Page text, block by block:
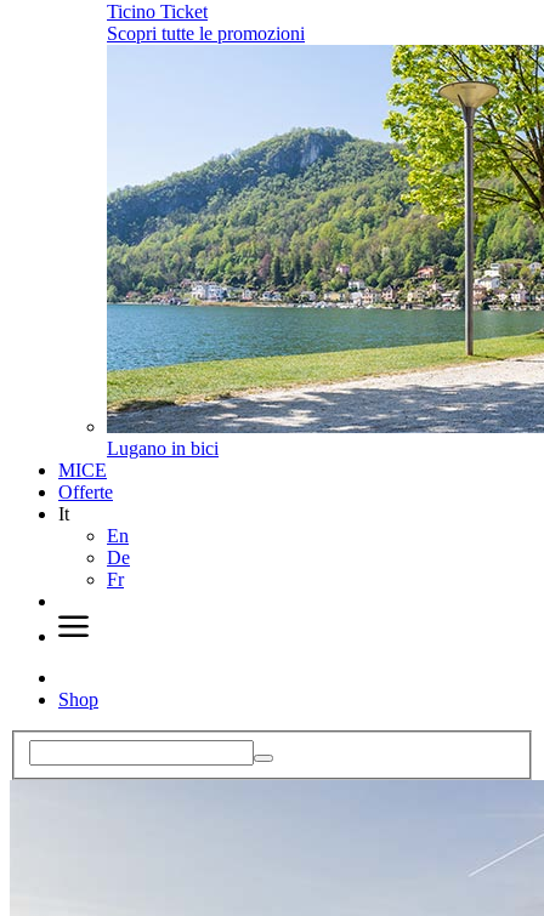
Ticino Ticket
Scopri tutte le promozioni
Lugano in bici
MICE
Offerte
It
En
De
Fr
Shop